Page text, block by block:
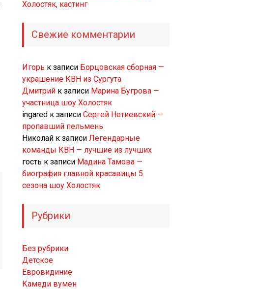
Холостяк, кастинг
Свежие комментарии
Игорь к записи Борцовская сборная —
украшение КВН из Сургута
Дмитрий к записи Марина Бугрова —
участница шоу Холостяк
ingared к записи Сергей Нетиевский —
пропавший пельмень
Николай к записи Легендарные
команды КВН — лучшие из лучших
гость к записи Мадина Тамова —
биография главной красавицы 5
сезона шоу Холостяк
Рубрики
Без рубрики
Детское
Евровидиние
Камеди вумен